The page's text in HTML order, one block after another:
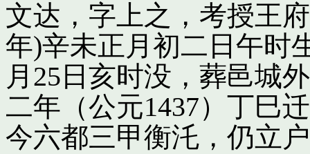
文达，字上之，考授王
年)辛未正月初二日午时
月25日亥时没，葬邑城
二年（公元1437）丁巳
今六都三甲衡汑，仍立